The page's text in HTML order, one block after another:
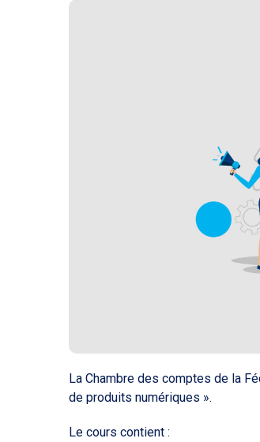
La Chambre des comptes de la
de produits numériques ».
Le cours contient :